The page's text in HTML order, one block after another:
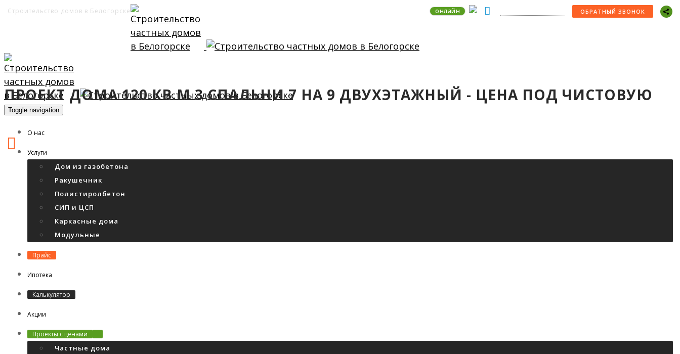
Строительство домов в Белогорске онлайн ОБРАТНЫЙ ЗВОНОК
Toggle navigation
О нас
Услуги
Дом из газобетона
Ракушечник
Полистиролбетон
СИП и ЦСП
Каркасные дома
Модульные
Прайс
Ипотека
Калькулятор
Акции
Проекты с ценами
Частные дома
ПРОЕКТ ДОМА 120 КВ.М 3 СПАЛЬНИ 7 НА 9 ДВУХЭТАЖНЫЙ - ЦЕНА ПОД ЧИСТОВУЮ